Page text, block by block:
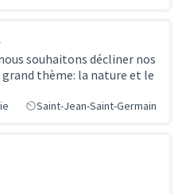
souhaitons décliner nos
thème: la nature et le
Saint-Jean-Saint-Germain